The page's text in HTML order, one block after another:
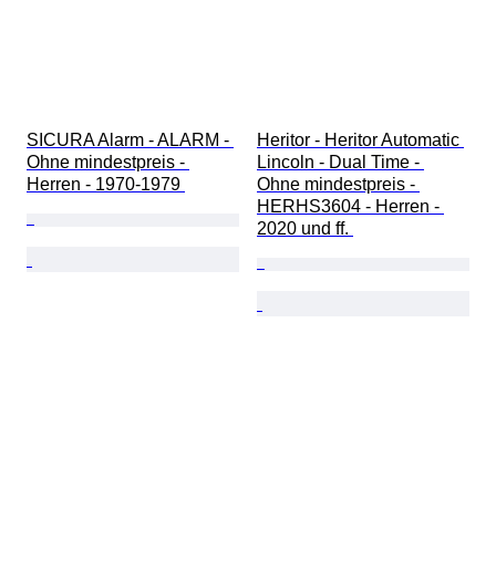
SICURA Alarm - ALARM -
Ohne mindestpreis -
Herren - 1970-1979
Heritor - Heritor Automatic
Lincoln - Dual Time -
Ohne mindestpreis -
HERHS3604 - Herren -
2020 und ff.